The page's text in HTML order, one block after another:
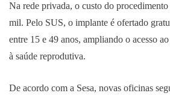
Na rede privada, o custo do
mil. Pelo SUS, o implante é ofertado
entre 15 e 49 anos, ampliando o acesso
à saúde reprodutiva.
De acordo com a Sesa, novas oficinas